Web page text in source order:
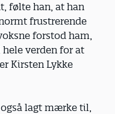
følte han, at han
frustrerende
forstod ham,
verden for at
Kirsten Lykke
lagt mærke til,